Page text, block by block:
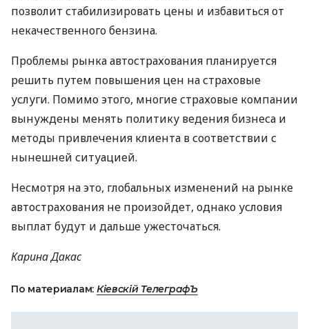
позволит стабилизировать цены и избавиться от
некачественного бензина.
Проблемы рынка автострахования планируется
решить путем повышения цен на страховые
услуги. Помимо этого, многие страховые компании
вынуждены менять политику ведения бизнеса и
методы привлечения клиента в соответствии с
нынешней ситуацией.
Несмотря на это, глобальных изменений на рынке
автострахования не произойдет, однако условия
выплат будут и дальше ужесточаться.
Карина Дакас
По материалам: Кіевскій ТелеграфЪ